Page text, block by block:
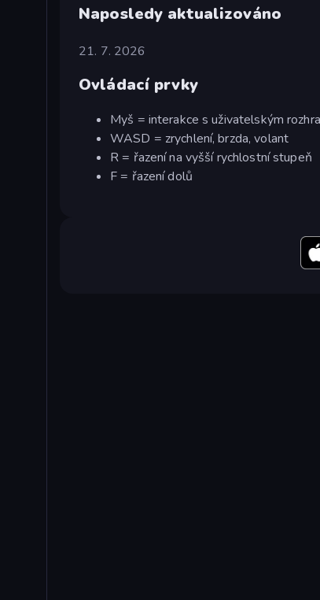
Naposledy aktualizováno
21. 7. 2026
Ovládací prvky
Myš = interakce s uživatelským
WASD = zrychlení, brzda, volant
R = řazení na vyšší rychlostní stupeň
F = řazení dolů